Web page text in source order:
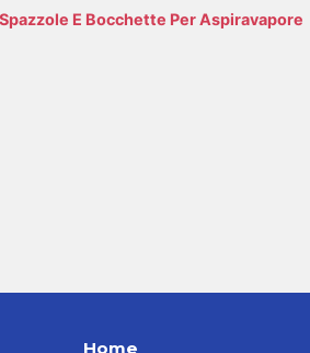
Spazzole E Bocchette Per Aspiravapore
Home